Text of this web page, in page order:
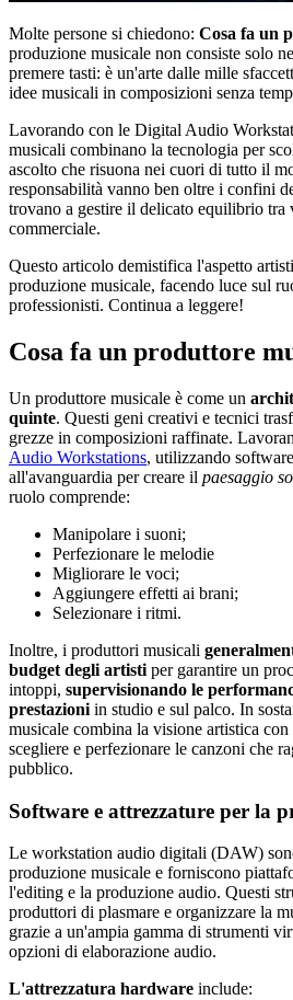
Molte persone si chiedono: Cosa fa un
produzione musicale non consiste solo
premere tasti: è un'arte dalle mille
idee musicali in composizioni senza
Lavorando con le Digital Audio
musicali combinano la tecnologia per
ascolto che risuona nei cuori di tutto il
responsabilità vanno ben oltre i confini
trovano a gestire il delicato equilibrio tra
commerciale.
Questo articolo demistifica l'aspetto
produzione musicale, facendo luce sul
professionisti. Continua a leggere!
Cosa fa un produttore
Un produttore musicale è come un
quinte. Questi geni creativi e tecnici
grezze in composizioni raffinate.
Audio Workstations, utilizzando
all'avanguardia per creare il paesaggio
ruolo comprende:
Manipolare i suoni;
Perfezionare le melodie
Migliorare le voci;
Aggiungere effetti ai brani;
Selezionare i ritmi.
Inoltre, i produttori musicali
budget degli artisti per garantire un
intoppi, supervisionando le
prestazioni in studio e sul palco. In
musicale combina la visione artistica
scegliere e perfezionare le canzoni che
pubblico.
Software e attrezzature per la
Le workstation audio digitali (DAW)
produzione musicale e forniscono
l'editing e la produzione audio. Questi
produttori di plasmare e organizzare la
grazie a un'ampia gamma di strumenti
opzioni di elaborazione audio.
L'attrezzatura hardware include: